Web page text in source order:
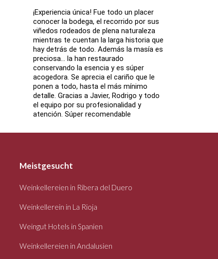
¡Experiencia única! Fue todo un placer
conocer la bodega, el recorrido por sus
viñedos rodeados de plena naturaleza
mientras te cuentan la larga historia que
hay detrás de todo. Además la masía es
preciosa... la han restaurado
conservando la esencia y es súper
acogedora. Se aprecia el cariño que le
ponen a todo, hasta el más mínimo
detalle. Gracias a Javier, Rodrigo y todo
el equipo por su profesionalidad y
atención. Súper recomendable
Meistgesucht
Weinkellereien in Ribera del Duero
Weinkellerein in La Rioja
Weingut Hotels in Spanien
Weinkellereien in Andalusien